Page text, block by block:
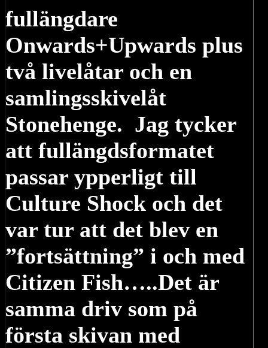
fullängdare
Onwards+Upwards plus
två livelåtar och en
samlingsskivelåt
Stonehenge. Jag tycker
att fullängdsformatet
passar ypperligt till
Culture Shock och det
var tur att det blev en
”fortsättning” i och med
Citizen Fish…..Det är
samma driv som på
första skivan med